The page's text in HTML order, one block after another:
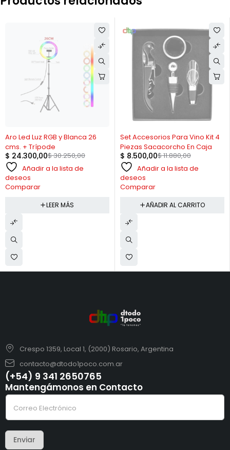
Aro Led Luz RGB y Blanca 26
cms. + Trípode
$30.250,00
$ 24.300,00
Añadir a la lista de
deseos
Comparar
LEER MÁS
Set Accesorios Para Vino Kit 4
Piezas Sacacorcho En Caja
$11.880,00
$ 8.500,00
Añadir a la lista de
deseos
Comparar
AÑADIR AL CARRITO
Crespo 1359, Local 1, (2000) Rosario, Argentina
contacto@dtodo1poco.com.ar
(+54) 9 341 2650765
Mantengámonos en Contacto
*
e
e
t
C
e
Enviar